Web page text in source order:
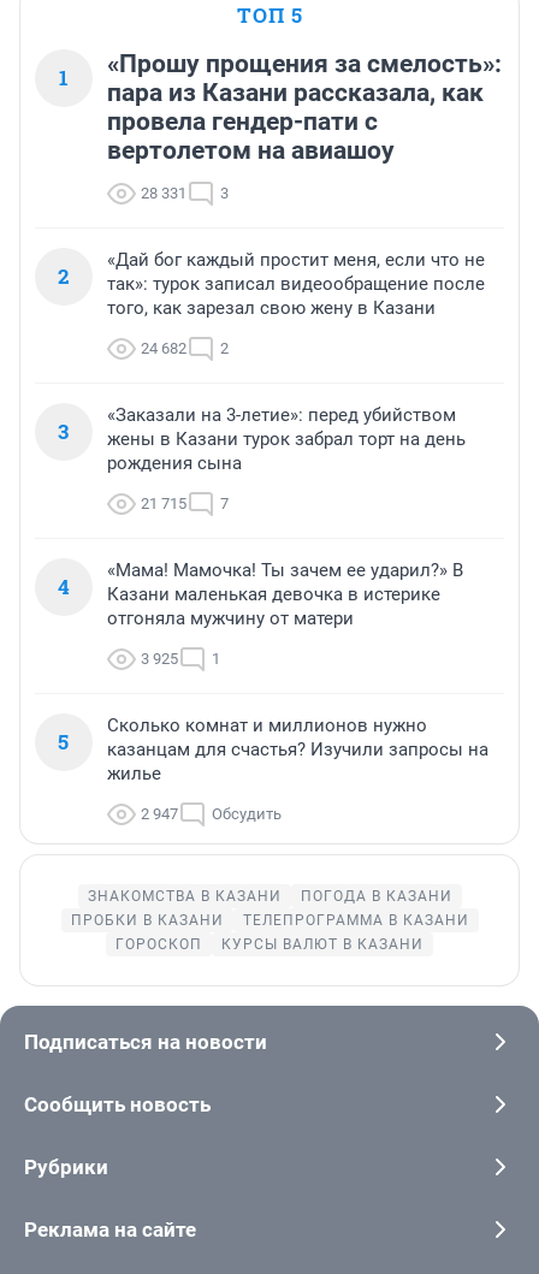
ТОП 5
1
«Прошу прощения за смелость»:
пара из Казани рассказала, как
провела гендер-пати с
вертолетом на авиашоу
28 331 3
2
«Дай бог каждый простит меня, если что не
так»: турок записал видеообращение после
того, как зарезал свою жену в Казани
24 682 2
3
«Заказали на 3-летие»: перед убийством
жены в Казани турок забрал торт на день
рождения сына
21 715 7
4
«Мама! Мамочка! Ты зачем ее ударил?» В
Казани маленькая девочка в истерике
отгоняла мужчину от матери
3 925 1
5
Сколько комнат и миллионов нужно
казанцам для счастья? Изучили запросы на
жилье
2 947 Обсудить
ЗНАКОМСТВА В КАЗАНИ
ПОГОДА В КАЗАНИ
ПРОБКИ В КАЗАНИ
ТЕЛЕПРОГРАММА В КАЗАНИ
ГОРОСКОП
КУРСЫ ВАЛЮТ В КАЗАНИ
Подписаться на новости
Сообщить новость
Рубрики
Реклама на сайте